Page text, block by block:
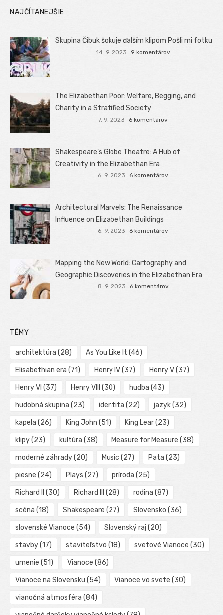
NAJČÍTANEJŠIE
Skupina Čibuk šokuje ďalším klipom Pošli mi fotku
14. 9. 2023 9 komentárov
The Elizabethan Poor: Welfare, Begging, and
Charity in a Stratified Society
7. 9. 2023 6 komentárov
Shakespeare’s Globe Theatre: A Hub of
Creativity in the Elizabethan Era
6. 9. 2023 6 komentárov
Architectural Marvels: The Renaissance
Influence on Elizabethan Buildings
6. 9. 2023 6 komentárov
Mapping the New World: Cartography and
Geographic Discoveries in the Elizabethan Era
8. 9. 2023 6 komentárov
TÉMY
architektúra (28) As You Like It (46)
Elisabethian era (71) Henry IV(37) Henry V(37)
Henry VI (37) Henry VIII (30) hudba (43)
hudobná skupina (23) identita (22) jazyk(32)
kapela (26) King John (51) King Lear(23)
klipy(23) kultúra (38) Measure for Measure (38)
moderné záhrady(20) Music (27) Pata (23)
piesne (24) Plays (27) príroda (25)
Richard II (30) Richard III (28) rodina (87)
scéna (18) Shakespeare (27) Slovensko (36)
slovenské Vianoce (54) Slovenský raj (20)
stavby(17) staviteľstvo (18) svetové Vianoce (30)
umenie (51) Vianoce (86)
Vianoce na Slovensku (54) Vianoce vo svete (30)
vianočná atmosféra (84)